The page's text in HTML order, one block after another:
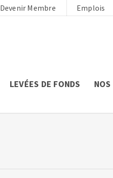
Devenir Membre Emplois
LEVÉES DE FONDS